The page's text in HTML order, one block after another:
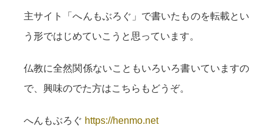
主サイト「へんもぶろぐ」で書いたものを転載とい
う形ではじめていこうと思っています。
仏教に全然関係ないこともいろいろ書いていますの
で、興味のでた方はこちらもどうぞ。
へんもぶろぐ https://henmo.net